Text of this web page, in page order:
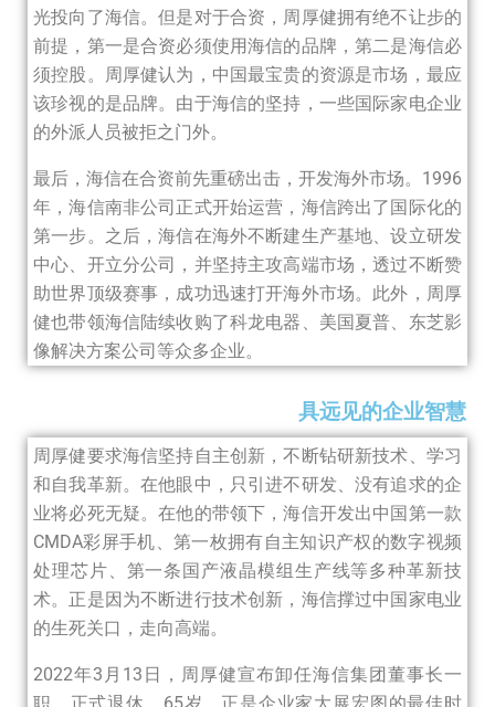
光投向了海信。但是对于合资，周厚健拥有绝不让步的
前提，第一是合资必须使用海信的品牌，第二是海信必
须控股。
周厚健认为，中国最宝贵的资源是市场，最应
该珍视的是品牌。由于海信的坚持，一些国际家电企业
的外派人员被拒之门外。
最后，海信在合资前先重磅出击，开发海外市场。1996
年，海信南非公司正式开始运营，海信跨出了国际化的
第一步。之后，海信在海外不断建生产基地、设立研发
中心、开立分公司，并坚持主攻高端市场，透过不断赞
助世界顶级赛事，成功迅速打开海外市场。此外，周厚
健也带领海信陆续收购了科龙电器、美国夏普、东芝影
像解决方案公司等众多企业。
具远见的企业智慧
周厚健要求海信坚持自主创新，不断钻研新技术、学习
和自我革新。在他眼中，只引进不研发、没有追求的企
业将必死无疑。在他的带领下，海信开发出中国第一款
CMDA彩屏手机、第一枚拥有自主知识产权的数字视频
处理芯片、第一条国产液晶模组生产线等多种革新技
术。正是因为不断进行技术创新，海信撑过中国家电业
的生死关口，走向高端。
2022年3月13日，周厚健宣布卸任海信集团董事长一